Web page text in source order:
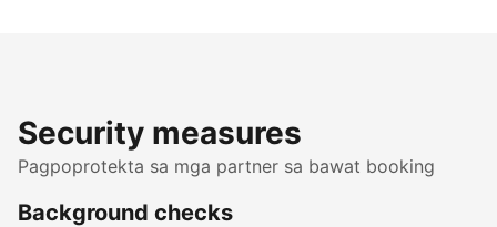
Security measures
Pagpoprotekta sa mga partner sa bawat booking
Background checks